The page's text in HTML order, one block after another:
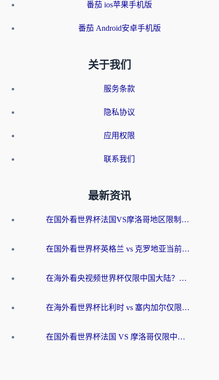
番茄 ios苹果手机版
番茄 Android安卓手机版
关于我们
服务条款
隐私协议
应用权限
联系我们
最新资讯
在国外看世界杯法国VS摩洛哥地区限制？这篇指南让你流畅看中文解说无压力
在国外看世界杯英格兰 vs 克罗地亚当前地区不可播放？这篇指南帮你搞定所有海外观赛难题
在海外看央视频世界杯仅限中国大陆？这篇指南帮你解锁中文解说+无卡顿直播
在海外看世界杯比利时 vs 塞内加尔仅限中国大陆？我找到了最流畅的中文解说之路
在国外看世界杯法国 VS 摩洛哥仅限中国大陆？海外党这样看中文解说赛事不卡顿